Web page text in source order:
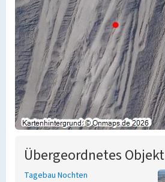
Übergeordnetes Objekt
Tagebau Nochten